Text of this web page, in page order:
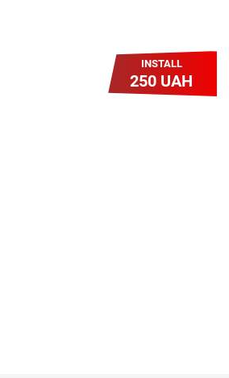
INSTALL
250 UAH